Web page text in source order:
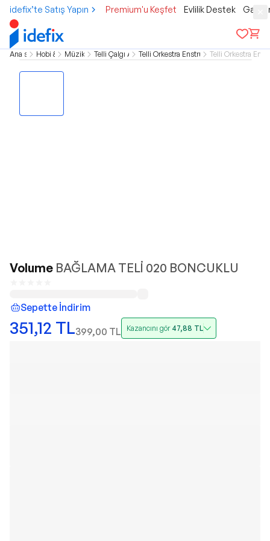
idefix’te Satış Yapın Premium'u Keşfet Evlilik Destek
Ana sayfaHobi & KültürMüzik AletleriTelli Çalgı AksesuarlarıTelli Orkestra Enstrümanı Aksesuarları
Telli Orkestra
Volume BAĞLAMA TELİ 020 BONCUKLU
Sepette İndirim
351,12 TL399,00 TL Kazancını gör 47,88 TL